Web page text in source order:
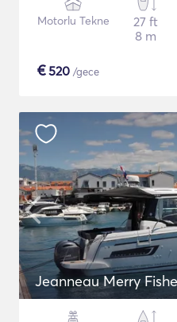
Motorlu Tekne
27 ft
8 m
€520 /gece
Jeanneau Merry